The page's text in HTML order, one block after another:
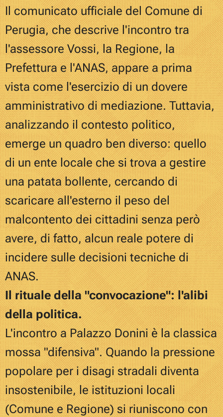
Il comunicato ufficiale del Comune di
Perugia, che descrive l'incontro tra
l'assessore Vossi, la Regione, la
Prefettura e l'ANAS, appare a prima
vista come l'esercizio di un dovere
amministrativo di mediazione. Tuttavia,
analizzando il contesto politico,
emerge un quadro ben diverso: quello
di un ente locale che si trova a gestire
una patata bollente, cercando di
scaricare all'esterno il peso del
malcontento dei cittadini senza però
avere, di fatto, alcun reale potere di
incidere sulle decisioni tecniche di
ANAS.
Il rituale della "convocazione": l'alibi
della politica.
L'incontro a Palazzo Donini è la classica
mossa "difensiva". Quando la pressione
popolare per i disagi stradali diventa
insostenibile, le istituzioni locali
(Comune e Regione) si riuniscono con